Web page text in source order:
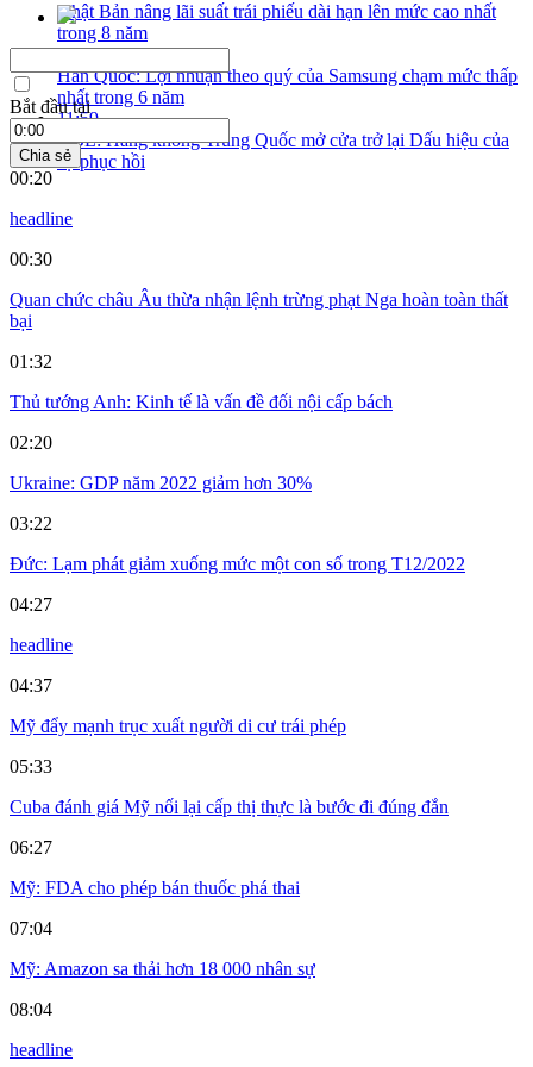
Nhật Bản nâng lãi suất trái phiếu dài hạn lên mức cao nhất
trong 8 năm
11:03
Hàn Quốc: Lợi nhuận theo quý của Samsung chạm mức thấp
nhất trong 6 năm
11:59
GBL: Hàng không Trung Quốc mở cửa trở lại Dấu hiệu của
sự phục hồi
Bắt đầu tại
Chia sẻ
00:20
headline
00:30
Quan chức châu Âu thừa nhận lệnh trừng phạt Nga hoàn toàn thất
bại
01:32
Thủ tướng Anh: Kinh tế là vấn đề đối nội cấp bách
02:20
Ukraine: GDP năm 2022 giảm hơn 30%
03:22
Đức: Lạm phát giảm xuống mức một con số trong T12/2022
04:27
headline
04:37
Mỹ đẩy mạnh trục xuất người di cư trái phép
05:33
Cuba đánh giá Mỹ nối lại cấp thị thực là bước đi đúng đắn
06:27
Mỹ: FDA cho phép bán thuốc phá thai
07:04
Mỹ: Amazon sa thải hơn 18 000 nhân sự
08:04
headline